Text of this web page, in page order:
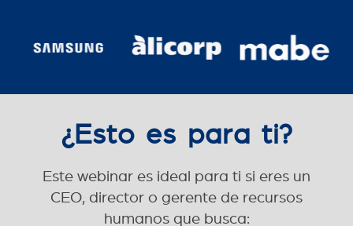
¿Esto es para ti?
Este webinar es ideal para ti si eres un
CEO, director o gerente de recursos
humanos que busca: